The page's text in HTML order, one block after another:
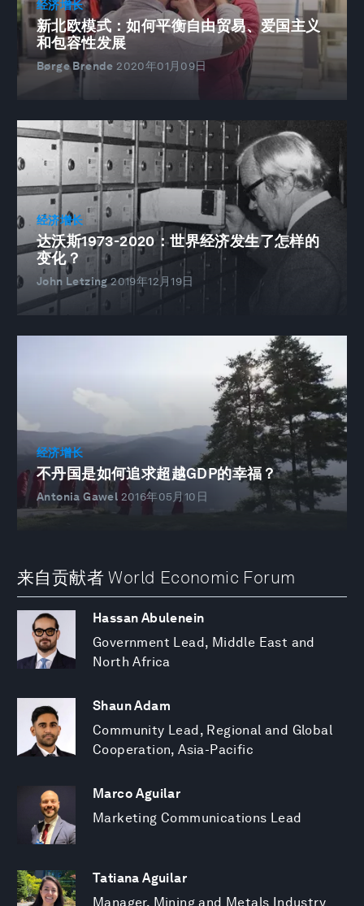
经济增长
新北欧模式：如何平衡自由贸易、爱国主义
和包容性发展
Børge Brende 2020年01月09日
经济增长
达沃斯1973-2020：世界经济发生了怎样的
变化？
John Letzing 2019年12月19日
经济增长
不丹国是如何追求超越GDP的幸福？
Antonia Gawel 2016年05月10日
来自贡献者 World Economic Forum
Hassan Abulenein
Government Lead, Middle East and
North Africa
Shaun Adam
Community Lead, Regional and Global
Cooperation, Asia-Pacific
Marco Aguilar
Marketing Communications Lead
Tatiana Aguilar
Manager, Mining and Metals Industry